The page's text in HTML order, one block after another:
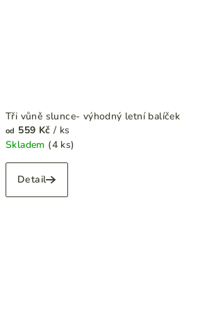
Tři vůně slunce- výhodný letní balíček
od 559 Kč/ ks
Skladem (4 ks)
Detail